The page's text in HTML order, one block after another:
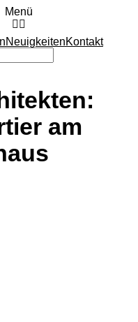
Menü
NeuigkeitenKontakt
am